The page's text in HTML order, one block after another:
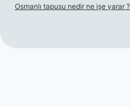
Osmanlı tapusu nedir ne işe yarar ?